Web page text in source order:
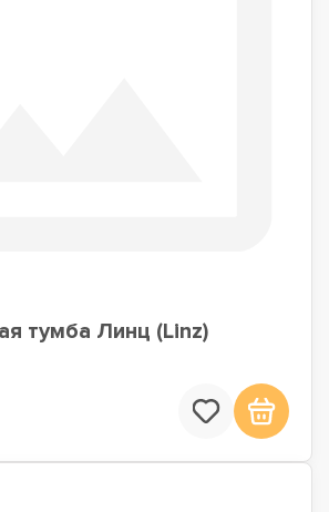
тумба Линц (Linz)